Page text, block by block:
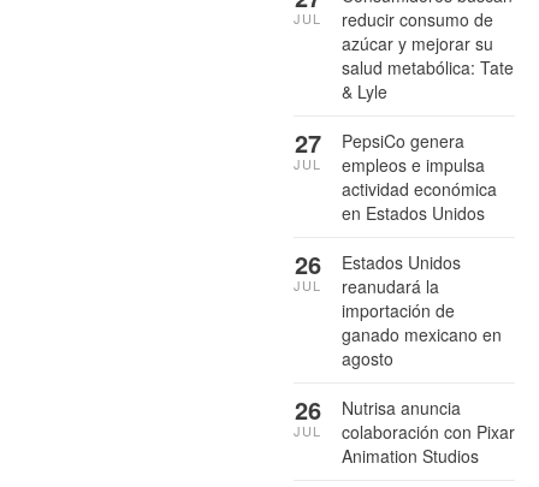
reducir consumo de
azúcar y mejorar su
salud metabólica: Tate
& Lyle
JUL
PepsiCo genera
empleos e impulsa
actividad económica
en Estados Unidos
27
JUL
Estados Unidos
reanudará la
importación de
ganado mexicano en
agosto
26
JUL
Nutrisa anuncia
colaboración con Pixar
Animation Studios
26
JUL